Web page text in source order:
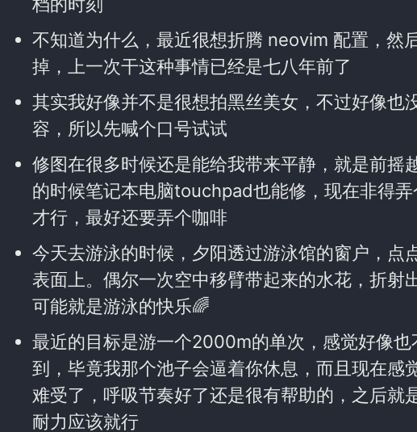
不知道为什么，最近很想折腾 neovim 配置，然
掉，上一次干这种事情已经是七八年前了
其实我好像并不是很想拍黑丝美女，不过好像也
容，所以先喊个口号试试
修图在很多时候还是能给我带来平静，就是前摇
的时候笔记本电脑touchpad也能修，现在非得
才行，最好还要弄个咖啡
今天去游泳的时候，夕阳透过游泳馆的窗户，点
表面上。偶尔一次空中移臂带起来的水花，折射
可能就是游泳的快乐🌈
最近的目标是游一个2000m的单次，感觉好像也
到，毕竟我那个池子会逼着你休息，而且现在感
难受了，呼吸节奏好了还是很有帮助的，之后就
耐力应该就行